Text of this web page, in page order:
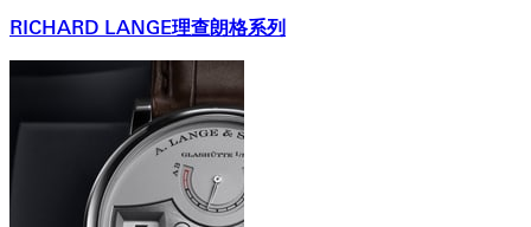
RICHARD LANGE理查朗格系列